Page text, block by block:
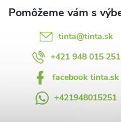
tinta@tinta.sk
+421 948 015 251
facebook tinta.sk
+421948015251